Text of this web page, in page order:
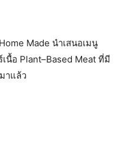
Made นำเสนอเมนู
นื้อ Plant–Based Meat ที่มี
าแล้ว